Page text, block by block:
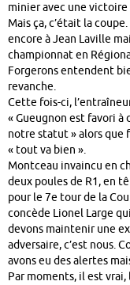
minier avec une victoire
Mais ça, c’était la
encore à Jean Laville
championnat en
Forgerons entendent
revanche.
Cette fois-ci,
« Gueugnon est favori à
notre statut » alors que
« tout va bien ».
Montceau invaincu en
deux poules de R1, en
pour le 7e tour de la
concède Lionel Large
devons maintenir une
adversaire, c’est nous.
avons eu des alertes
Par moments, il est